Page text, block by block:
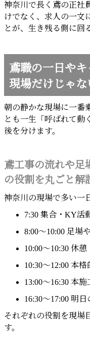
神奈川で長く鳶の正社
けでなく、求人の一文
とが、生き残る側に回
鳶職の一日やキ
現場だけじゃ
朝の静かな現場に一番
とも一生「呼ばれて動
後を分けます。
鳶工事の流れや足
の役割を丸ごと解
神奈川の現場で多い一
7:30 集合・KY活
8:00～10:00 足場
10:00～10:30 休
10:30～12:00 本
13:00～16:30 本
16:30～17:00 明
それぞれの役割を現場
す。